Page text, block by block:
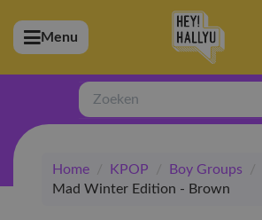
(Artiesten)
(Merchandise)
(Exclusive)
(Winkel)
Menu
Zoeken
Home / KPOP / Boy Groups /
Mad Winter Edition - Brown